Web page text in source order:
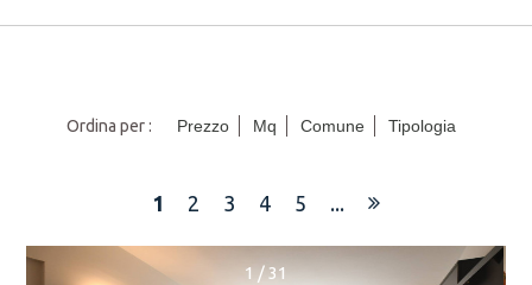
Ordina per : Prezzo Mq Comune Tipologia
1 2 3 4 5 ...
1 /31